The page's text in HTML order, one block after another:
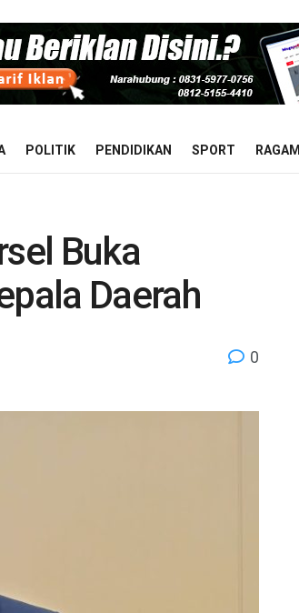
POLITIK PENDIDIKAN SPORT RAGAM
Buka
Daerah
0